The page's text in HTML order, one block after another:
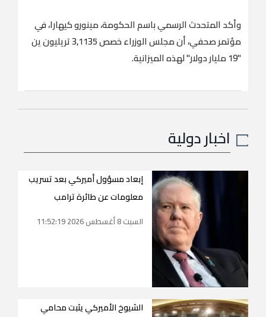
وأكد المتحدث الرسمي باسم الحكومة، مينورو كيهارا، في
مؤتمر صحفي، أن مجلس الوزراء خصص 3,1135 تريليون ين
"19 مليار دولار" لهذه الميزانية.
اخبار دولية
إبعاد مسؤول أميركي بعد تسريب
معلومات عن طائرة ترامب
السبت 8 أغسطس 2026 11:52:19
الشيوخ الأميركي يثبت محامي